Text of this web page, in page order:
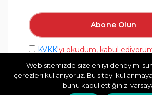
KVKK'yı okudum, kabul
Web sitemizde size en iyi deneyimi
çerezleri kullanıyoruz. Bu siteyi
bunu kabul ettiğinizi